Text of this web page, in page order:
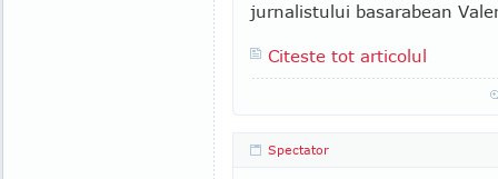
jurnalistului basarabean
Citeste tot articolul
Spectator